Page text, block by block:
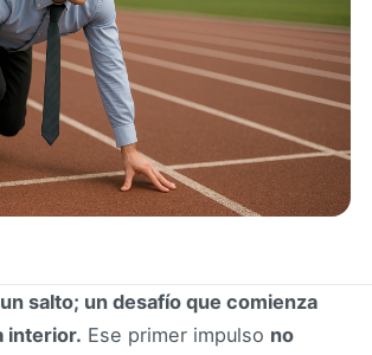
salto; un desafío que comienza
interior. Ese primer impulso no